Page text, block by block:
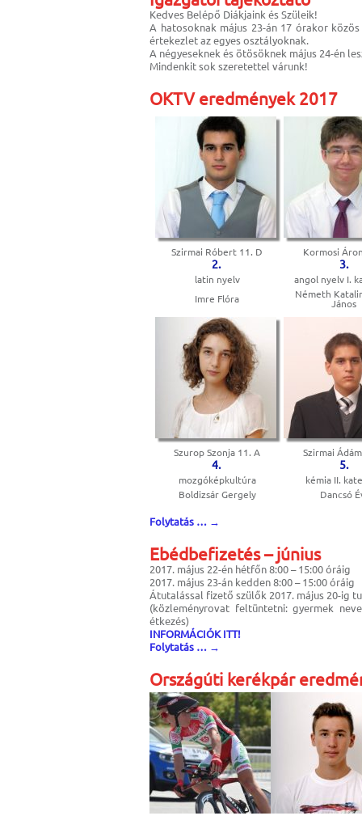
Kedves Belépő Diákjaink és Szüleik!
A hatosoknak május 23-án 17 órakor
értekezlet az egyes osztályoknak.
A négyeseknek és ötösöknek május 24-én
Mindenkit sok szeretettel várunk!
OKTV eredmények 2017
Szirmai Róbert 11. D
2.
Kormosi
3.
latin nyelv
angol nyelv I.
Imre Flóra
Németh
János
Szurop Szonja 11. A
4.
Szirmai
5.
mozgóképkultúra
kémia II.
Boldizsár Gergely
Dancsó
Folytatás … →
Ebédbefizetés – június
2017. május 22-én hétfőn 8:00 – 15:00 óráig
2017. május 23-án kedden 8:00 – 15:00 óráig
Átutalással fizető szülők 2017. május 20-ig
(közleményrovat feltüntetni: gyermek
étkezés)
INFORMÁCIÓK ITT!
Folytatás … →
Országúti kerékpár